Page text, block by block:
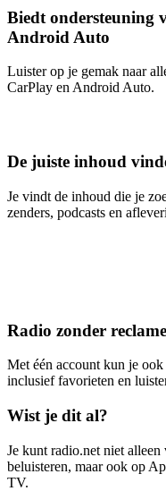
Biedt ondersteuning
Android Auto
Luister op je gemak naar
CarPlay en Android Auto.
De juiste inhoud
Je vindt de inhoud die je
zenders, podcasts en
Radio zonder reclame
Met één account kun je
inclusief favorieten en
Wist je dit al?
Je kunt radio.net niet
beluisteren, maar ook op
TV.